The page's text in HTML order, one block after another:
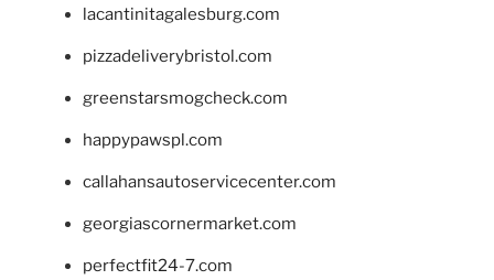
lacantinitagalesburg.com
pizzadeliverybristol.com
greenstarsmogcheck.com
happypawspl.com
callahansautoservicecenter.com
georgiascornermarket.com
perfectfit24-7.com